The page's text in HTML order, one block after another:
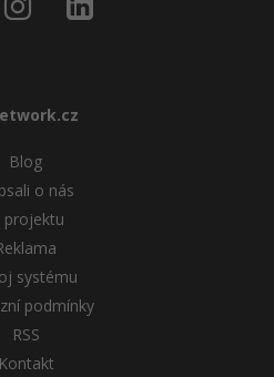
Blog
o nás
projektu
systému
podmínky
RSS
Kontakt